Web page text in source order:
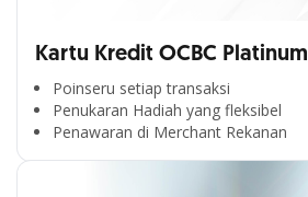
Kartu Kredit OCBC Platinum
Poinseru setiap transaksi
Penukaran Hadiah yang fleksibel
Penawaran di Merchant Rekanan